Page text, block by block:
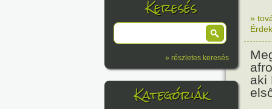
Keresés
» részletes keresés
Kategóriák
»
aki